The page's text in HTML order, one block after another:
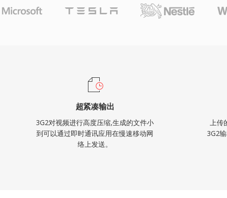
容以及对文件大
超紧凑输出
3G2对视频进行高度压缩,生成的文件小
到可以通过即时通讯应用在慢速移动网
络上发送。
上传
3G2